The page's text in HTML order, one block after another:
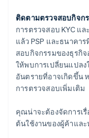
ติดตามตรวจสอบกิจก
การตรวจสอบ KYC แ
แล้ว PSP และธนาคา
สอบกิจกรรมของธุรกิจ
ให้พบการเปลี่ยนแปล
อันตรายที่อาจเกิดขึ้น
การตรวจสอบเพิ่มเติม
คุณน่าจะต้องจัดการเรื่
ต้นใช้งานของผู้ค้าแล